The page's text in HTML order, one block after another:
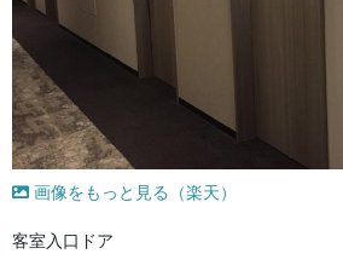
画像をもっと見る（楽天）
客室入口ドア